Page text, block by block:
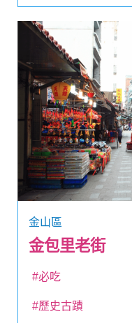
金山區
金包里老街
#必吃
#歷史古蹟